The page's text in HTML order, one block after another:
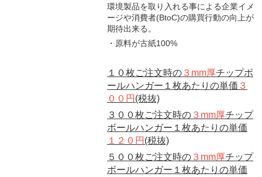
環境製品を取り入れる事による企業イメ
ージや消費者(BtoC)の購買行動の向上が
期待出来る。
・原料が古紙100%
１０枚ご注文時の ３mm厚チップボ
ールハンガー１枚あたりの単価 ３
００円 (税抜)
３００枚ご注文時の ３mm厚チップ
ボールハンガー１枚あたりの単価
１２０円 (税抜)
５００枚ご注文時の ３mm厚チップ
ボールハンガー１枚あたりの単価